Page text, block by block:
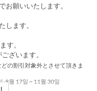
お願いいたします。
します。
す。
ざいます。
の割引対象外とさせて頂きま
, 8월 17일 ~ 11월 30일